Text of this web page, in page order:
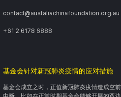
contact@austaliachinafoundation.org.au
+61 2 6178 6888
基金会针对新冠肺炎疫情的应对措施
基金会成立之时，正值新冠肺炎疫情造成空